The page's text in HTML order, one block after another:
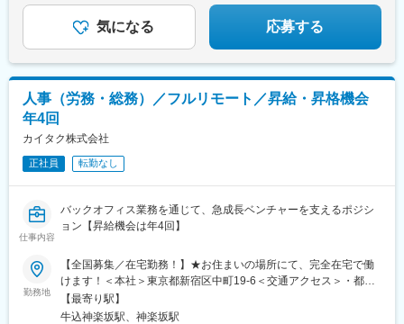
気になる 応募する
人事（労務・総務）／フルリモート／昇給・昇格機会
年4回
カイタク株式会社
正社員 転勤なし
仕事内容
バックオフィス業務を通じて、急成長ベンチャーを支えるポジシ
ョン【昇給機会は年4回】
勤務地
【全国募集／在宅勤務！】★お住まいの場所にて、完全在宅で働
けます！＜本社＞東京都新宿区中町19-6＜交通アクセス＞・都営
大江戸線「牛込神楽坂駅」より徒歩4分・東京メトロ東西線「神楽
坂駅」より徒歩8分・JR中央線／総武線「飯田橋駅」より徒歩約
【最寄り駅】
牛込神楽坂駅、神楽坂駅